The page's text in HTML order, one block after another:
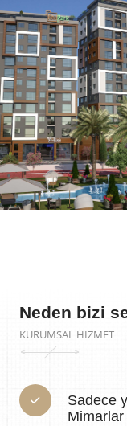
Neden bizi
KURUMSAL HİZMET
Sadece
Mimarlar